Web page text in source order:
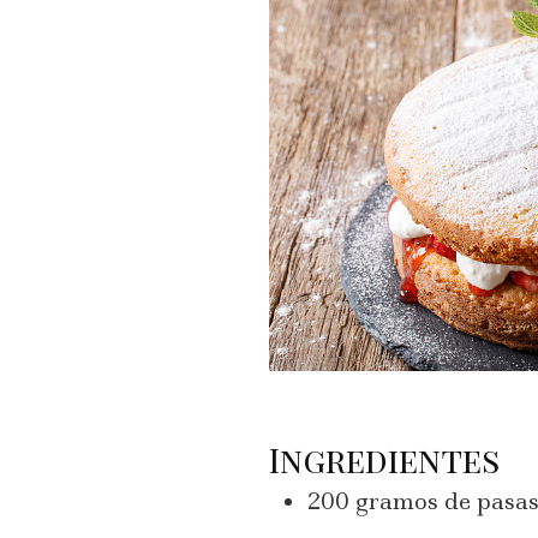
Ingredientes
200 gramos de pasas